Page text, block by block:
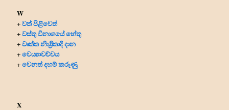
W
+වත් පිළිවෙත්
+වස්තු විනාශයේ හේතු
+වෘත්ත නිඃශ්‍රිතාදි දාන
+වෙය්‍යාවච්චය
+වෙනත් දහම් කරුණු
X